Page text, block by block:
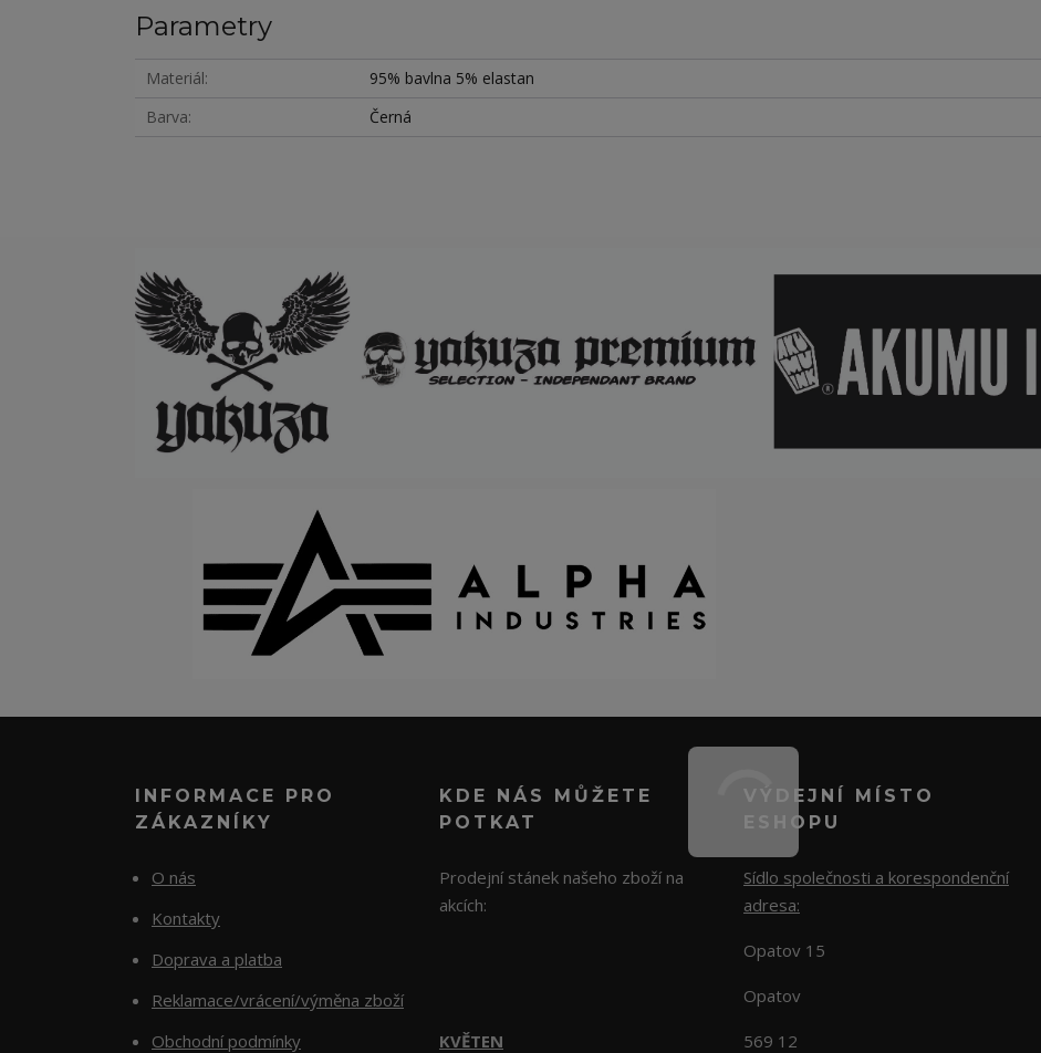
Parametry
Materiál
95% bavlna 5% elastan
Barva
Černá
INFORMACE PRO
ZÁKAZNÍKY
O nás
Kontakty
Doprava a platba
Reklamace/vrácení/výměna zboží
Obchodní podmínky
KDE NÁS MŮŽETE
POTKAT
Prodejní stánek našeho zboží na
akcích:
KVĚTEN
VÝDEJNÍ MÍSTO
ESHOPU
Sídlo společnosti a korespondenční
adresa:
Opatov 15
Opatov
569 12